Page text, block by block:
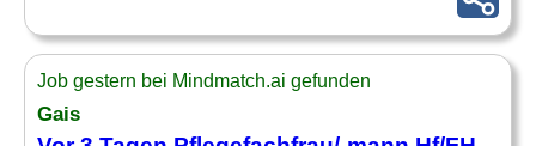
Job gestern bei Mindmatch.ai gefunden
Gais